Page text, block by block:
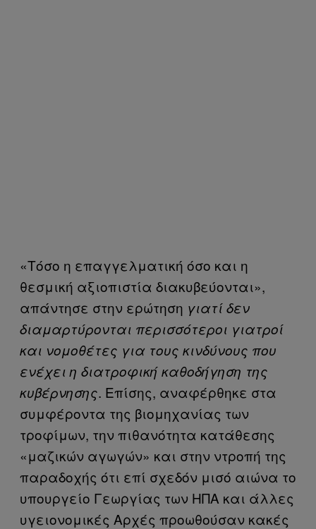
«Τόσο η επαγγελματική όσο και η
θεσμική αξιοπιστία διακυβεύονται»,
απάντησε στην ερώτηση γιατί δεν
διαμαρτύρονται περισσότεροι γιατροί
και νομοθέτες για τους κινδύνους που
ενέχει η διατροφική καθοδήγηση της
κυβέρνησης. Επίσης, αναφέρθηκε στα
συμφέροντα της βιομηχανίας των
τροφίμων, την πιθανότητα κατάθεσης
«μαζικών αγωγών» και στην ντροπή της
παραδοχής ότι επί σχεδόν μισό αιώνα το
υπουργείο Γεωργίας των ΗΠΑ και άλλες
υγειονομικές Αρχές προωθούσαν κακές